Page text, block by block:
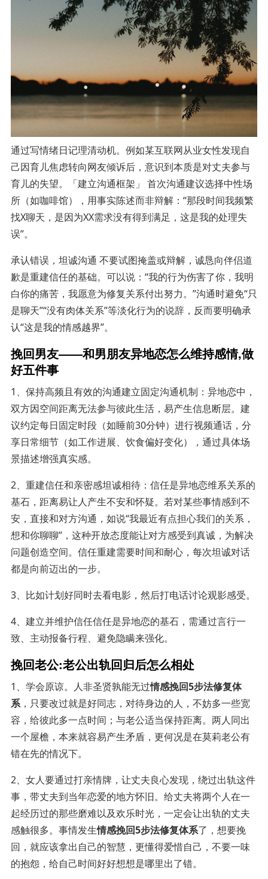
通过写情绪日记理清动机。例如某互联网从业女性发现自
己因育儿焦虑转向网友倾诉后，意识到本质是对丈夫参与
育儿的失望。「建立沟通框架」 首次沟通建议选择中性场
所（如咖啡馆），用事实陈述而非辩解：“那段时间我频繁
找X聊天，是因为XX需求没有得到满足，这是我的处理失
误”。
承认错误，坦诚沟通 不要试图掩盖或辩解，诚恳向伴侣道
歉是重建信任的基础。可以说：“我的行为伤害了你，我明
白你的痛苦，我愿意为修复关系付出努力。”沟通时避免“只
是聊天”“没有肉体关系”等淡化行为的说辞，反而要明确承
认“这是我的情感越界”。
挽回男友——和男朋友异地恋怎么维持感情,做
好五件事
1、保持高频且有效的沟通建立固定沟通机制：异地恋中，
双方因空间距离无法参与彼此生活，易产生信息断层。建
议约定每日固定时段（如睡前30分钟）进行视频通话，分
享日常细节（如工作进展、饮食偏好变化），通过具体场
景描述增强真实感。
2、重建信任和亲密感坦诚相待：信任是异地恋维系关系的
基石，距离易让人产生不安和怀疑。若对某些事情感到不
安，直接和对方沟通，如说“我最近有点担心我们的关系，
想和你聊聊”，这种开放态度能让对方感受到真诚，为解决
问题创造空间。信任重建需要时间和耐心，每次坦诚对话
都是向前迈出的一步。
3、比如计划好同时去看电影，然后打电话讨论观影感受。
4、建立并维护信任信任是异地恋的基石，需通过言行一
致、主动报备行程、避免隐瞒来强化。
挽回老公:老公出轨回归后怎么相处
1、学会原谅。人非圣贤孰能无过情感挽回5步法修复体
系，只要改过就是好同志，对待身边的人，不妨多一些宽
容，给彼此多一点时间；与老公适当保持距离。两人同出
一个屋檐，本来就容易产生矛盾，更何况是在莫莉老公有
错在先的情况下。
2、女人要通过打亲情牌，让丈夫良心发现，绕过出轨这件
事，带丈夫到当年恋爱的地方怀旧。给丈夫将两个人在一
起经历过的那些磨难以及欢乐时光，一定会让出轨的丈夫
感触很多。事情发生情感挽回5步法修复体系了，想要挽
回，就应该拿出自己的智慧，更懂得爱惜自己，不要一味
的抱怨，给自己时间好好想想是哪里出了错。